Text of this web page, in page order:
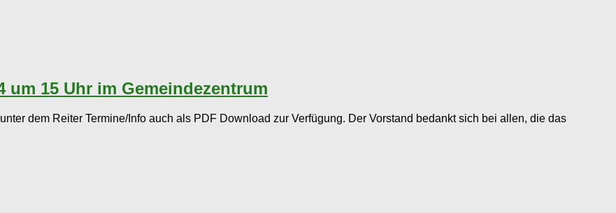
um 15 Uhr im Gemeindezentrum
dem Reiter Termine/Info auch als PDF Download zur Verfügung. Der Vorstand bedankt sich bei allen, die das